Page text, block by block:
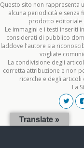
Questo sito non rappresenta
alcuna periodicità e senza
prodotto editoriale
Le immagini e i testi inseriti
considerati di pubblico
laddove l'autore sia
vogliate
La condivisione degli
corretta attribuzione e non
ricerche e degli
La
Translate »